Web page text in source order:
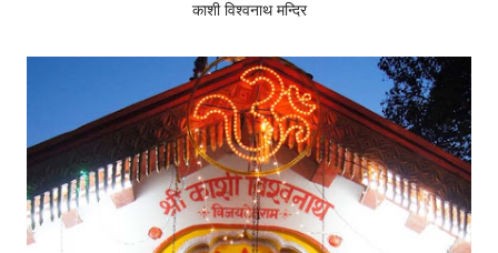
काशी विश्वनाथ मन्दिर